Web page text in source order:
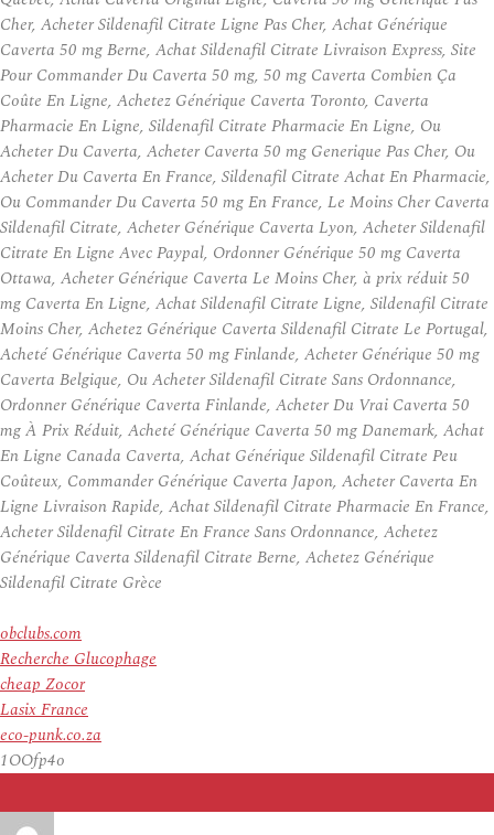
Cher, Acheter Sildenafil Citrate Ligne Pas Cher, Achat Générique
Caverta 50 mg Berne, Achat Sildenafil Citrate Livraison Express, Site
Pour Commander Du Caverta 50 mg, 50 mg Caverta Combien Ça
Coûte En Ligne, Achetez Générique Caverta Toronto, Caverta
Pharmacie En Ligne, Sildenafil Citrate Pharmacie En Ligne, Ou
Acheter Du Caverta, Acheter Caverta 50 mg Generique Pas Cher, Ou
Acheter Du Caverta En France, Sildenafil Citrate Achat En Pharmacie,
Ou Commander Du Caverta 50 mg En France, Le Moins Cher Caverta
Sildenafil Citrate, Acheter Générique Caverta Lyon, Acheter Sildenafil
Citrate En Ligne Avec Paypal, Ordonner Générique 50 mg Caverta
Ottawa, Acheter Générique Caverta Le Moins Cher, à prix réduit 50
mg Caverta En Ligne, Achat Sildenafil Citrate Ligne, Sildenafil Citrate
Moins Cher, Achetez Générique Caverta Sildenafil Citrate Le Portugal,
Acheté Générique Caverta 50 mg Finlande, Acheter Générique 50 mg
Caverta Belgique, Ou Acheter Sildenafil Citrate Sans Ordonnance,
Ordonner Générique Caverta Finlande, Acheter Du Vrai Caverta 50
mg À Prix Réduit, Acheté Générique Caverta 50 mg Danemark, Achat
En Ligne Canada Caverta, Achat Générique Sildenafil Citrate Peu
Coûteux, Commander Générique Caverta Japon, Acheter Caverta En
Ligne Livraison Rapide, Achat Sildenafil Citrate Pharmacie En France,
Acheter Sildenafil Citrate En France Sans Ordonnance, Achetez
Générique Caverta Sildenafil Citrate Berne, Achetez Générique
Sildenafil Citrate Grèce
obclubs.com
Recherche Glucophage
cheap Zocor
Lasix France
eco-punk.co.za
1OOfp4o